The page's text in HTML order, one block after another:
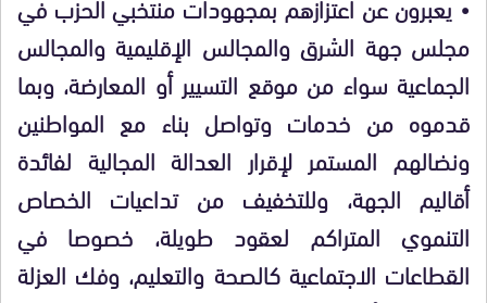
مجلس جهة الشرق والمجالس الإقليمية والمجالس
الجماعية سواء من موقع التسيير أو المعارضة، وبما
قدموه من خدمات وتواصل بناء مع المواطنين
ونضالهم المستمر لإقرار العدالة المجالية لفائدة
أقاليم الجهة، وللتخفيف من تداعيات الخصاص
التنموي المتراكم لعقود طويلة، خصوصا في
القطاعات الاجتماعية كالصحة والتعليم، وفك العزلة